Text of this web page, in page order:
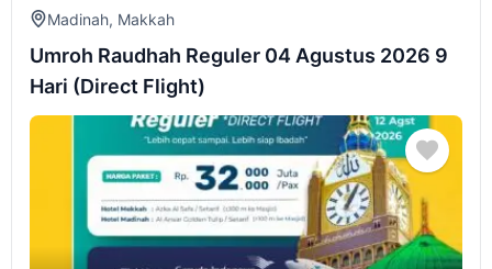
Madinah, Makkah
Umroh Raudhah Reguler 04 Agustus 2026 9
Hari (Direct Flight)